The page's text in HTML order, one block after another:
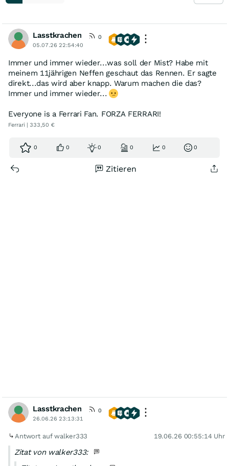
Lasstkrachen
0
05.07.26 22:54:40
Immer und immer wieder...was soll der Mist? Habe mit
meinem 11jährigen Neffen geschaut das Rennen. Er sagte
direkt...das wird aber knapp. Warum machen die das?
Immer und immer wieder...
Everyone is a Ferrari Fan. FORZA FERRARI!
Ferrari | 333,50 €
0 0 0 0 0 0
Zitieren
Lasstkrachen
0
26.06.26 23:13:31
Antwort auf walker333 19.06.26 00:55:14 Uhr
Zitat von walker333: